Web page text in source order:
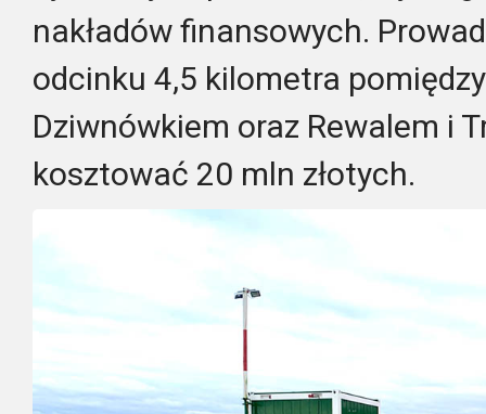
nakładów finansowych.
odcinku 4,5 kilometra
Dziwnówkiem oraz Rewalem i
kosztować 20 mln złotych.